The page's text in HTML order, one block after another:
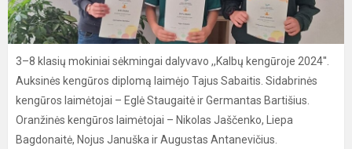
3–8 klasių mokiniai sėkmingai dalyvavo ,,Kalbų kengūroje 2024''.
Auksinės kengūros diplomą laimėjo Tajus Sabaitis. Sidabrinės
kengūros laimėtojai – Eglė Staugaitė ir Germantas Bartišius.
Oranžinės kengūros laimėtojai – Nikolas Jaščenko, Liepa
Bagdonaitė, Nojus Januška ir Augustas Antanevičius.